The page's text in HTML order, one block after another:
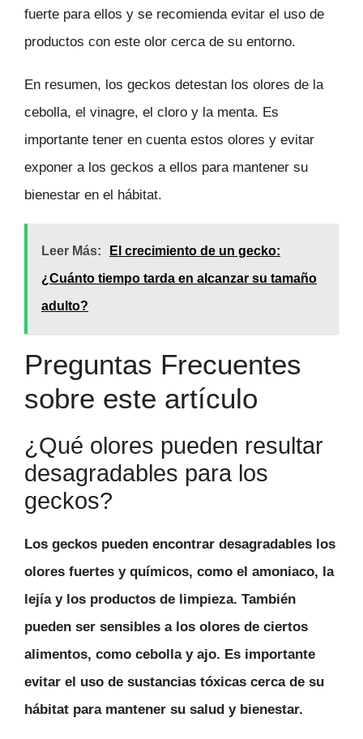
fuerte para ellos y se recomienda evitar el uso de
productos con este olor cerca de su entorno.
En resumen, los geckos detestan los olores de la
cebolla, el vinagre, el cloro y la menta. Es
importante tener en cuenta estos olores y evitar
exponer a los geckos a ellos para mantener su
bienestar en el hábitat.
Leer Más:
El crecimiento de un gecko:
¿Cuánto tiempo tarda en alcanzar su tamaño
adulto?
Preguntas Frecuentes
sobre este artículo
¿Qué olores pueden resultar
desagradables para los
geckos?
Los geckos pueden encontrar desagradables los
olores fuertes y químicos, como el amoniaco, la
lejía y los productos de limpieza. También
pueden ser sensibles a los olores de ciertos
alimentos, como cebolla y ajo. Es importante
evitar el uso de sustancias tóxicas cerca de su
hábitat para mantener su salud y bienestar.